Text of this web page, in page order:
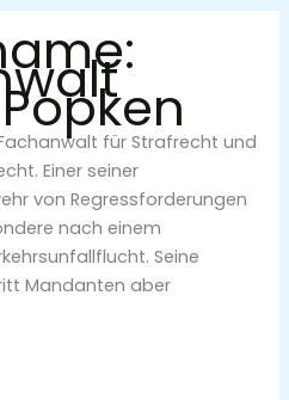
für Strafrecht und
Einer seiner
von Regressforderungen
nach einem
Seine
Mandanten aber